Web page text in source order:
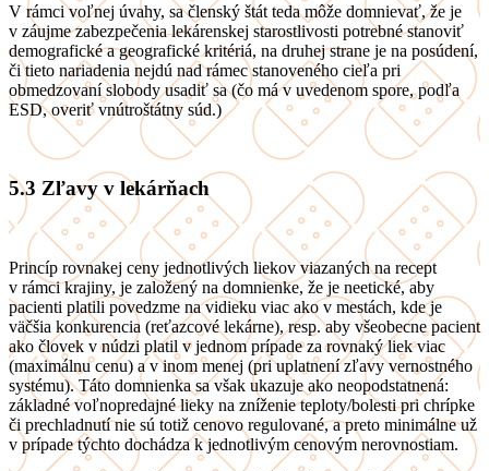
V rámci voľnej úvahy, sa členský štát teda môže domnievať, že je
v záujme zabezpečenia lekárenskej starostlivosti potrebné stanoviť
demografické a geografické kritériá, na druhej strane je na posúdení,
či tieto nariadenia nejdú nad rámec stanoveného cieľa pri
obmedzovaní slobody usadiť sa (čo má v uvedenom spore, podľa
ESD, overiť vnútroštátny súd.)
5.3 Zľavy v lekárňach
Princíp rovnakej ceny jednotlivých liekov viazaných na recept
v rámci krajiny, je založený na domnienke, že je neetické, aby
pacienti platili povedzme na vidieku viac ako v mestách, kde je
väčšia konkurencia (reťazcové lekárne), resp. aby všeobecne pacient
ako človek v núdzi platil v jednom prípade za rovnaký liek viac
(maximálnu cenu) a v inom menej (pri uplatnení zľavy vernostného
systému). Táto domnienka sa však ukazuje ako neopodstatnená:
základné voľnopredajné lieky na zníženie teploty/bolesti pri chrípke
či prechladnutí nie sú totiž cenovo regulované, a preto minimálne už
v prípade týchto dochádza k jednotlivým cenovým nerovnostiam.